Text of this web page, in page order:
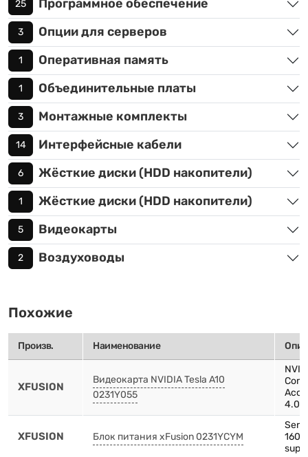
25
3 Опции для серверов
1 Оперативная память
1 Объединительные платы
3 Монтажные комплекты
14 Интерфейсные кабели
6 Жёсткие диски (HDD накопители)
1 Жёсткие диски (HDD накопители)
5 Видеокарты
2 Воздуховоды
Похожие
Произв. Наименование
XFUSION
Видеокарта NVIDIA Tesla A10
0231Y055
4.0
XFUSION Блок питания xFusion 0231YCYM